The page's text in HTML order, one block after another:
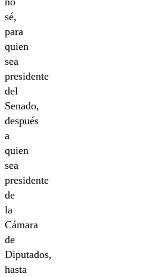
sé,
para
quien
sea
presidente
del
Senado,
después
a
quien
sea
presidente
de
la
Cámara
de
Diputados,
hasta